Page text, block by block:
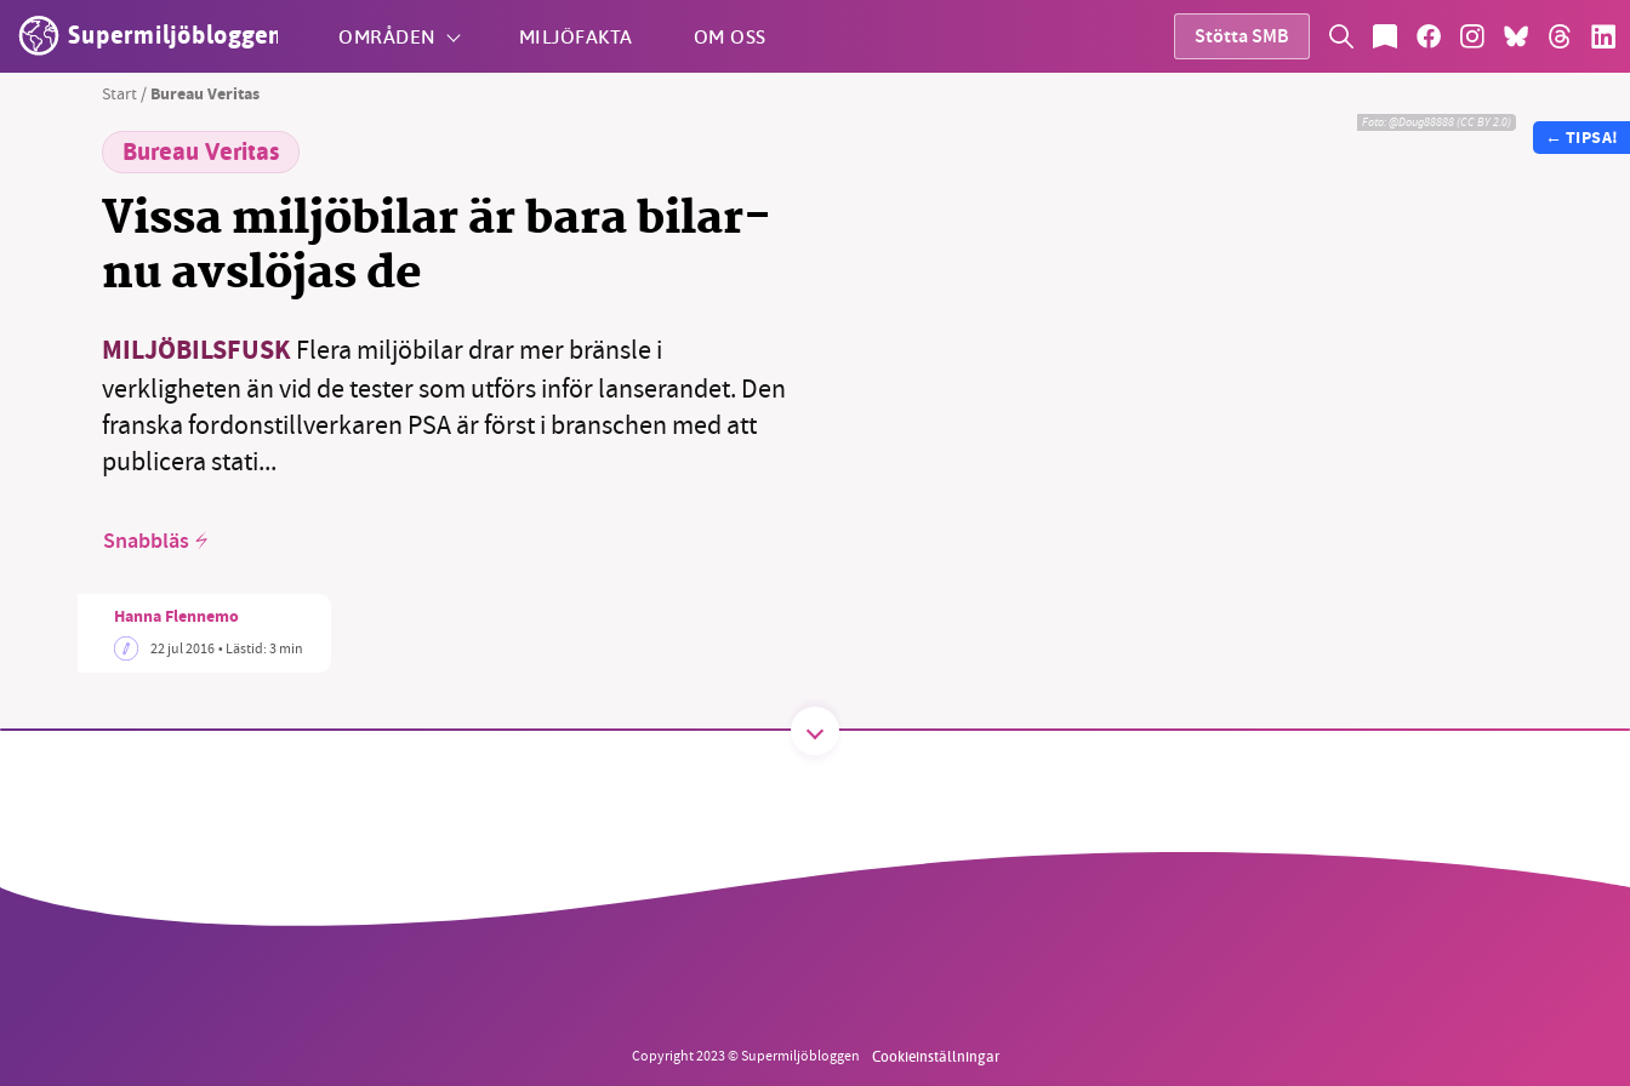
Supermiljöbloggen OMRÅDEN MILJÖFAKTA OM OSS Stötta SMB
Shift + S
Start / Bureau Veritas
Bureau Veritas
Vissa miljöbilar är bara bilar-
nu avslöjas de
MILJÖBILSFUSK Flera miljöbilar drar mer bränsle i
verkligheten än vid de tester som utförs inför lanserandet. Den
franska fordonstillverkaren PSA är först i branschen med att
publicera stati...
Snabbläs
Hanna Flennemo
22 jul 2016• Lästid:3 min
Foto:@Doug88888 (CC BY 2.0)
← TIPSA!
Copyright 2023 © Supermiljöbloggen Cookieinställningar
ideella redaktion drivit miljödebatten framåt genom